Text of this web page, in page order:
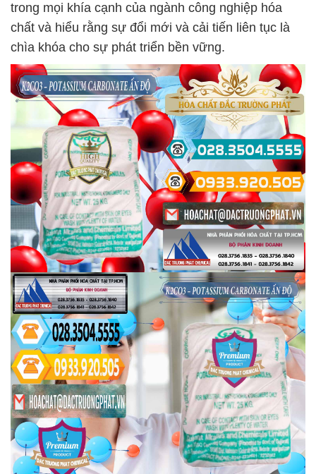
trong mọi khía cạnh của ngành công nghiệp hóa
chất và hiểu rằng sự đổi mới và cải tiến liên tục là
chìa khóa cho sự phát triển bền vững.